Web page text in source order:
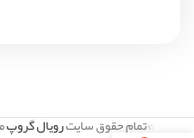
©تمام حقوق سایترویال گروپ